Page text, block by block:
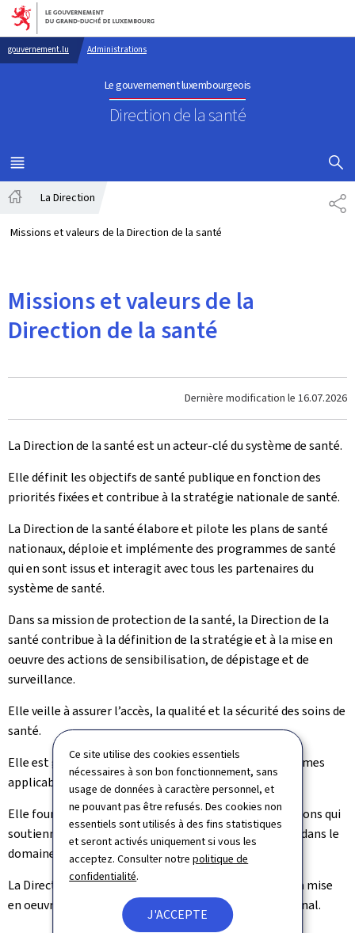
Ce site utilise des cookies essentiels
nécessaires à son bon fonctionnement, sans
usage de données à caractère personnel, et
ne pouvant pas être refusés. Des cookies non
essentiels sont utilisés à des fins statistiques
et seront activés uniquement si vous les
acceptez. Consulter notrepolitique de
confidentialité.
J'ACCEPTE
Aller au menu principal
Aller au contenu
gouvernement.lu Administrations
Le gouvernement luxembourgeois
Direction de la santé
MENU
PRINCIPAL
La Direction
Missions et valeurs de la Direction de la santé
Missions et valeurs de la
Direction de la santé
Dernière modification le 16.07.2026
La Direction de la santé est un acteur-clé du système de santé.
Elle définit les objectifs de santé publique en fonction des
priorités fixées et contribue à la stratégie nationale de santé.
La Direction de la santé élabore et pilote les plans de santé
natio­naux, déploie et implémente des programmes de santé
qui en sont issus et interagit avec tous les par­tenaires du
système de santé.
Dans sa mission de protection de la santé, la Direction de la
santé contribue à la définition de la stra­tégie et à la mise en
oeuvre des actions de sensibilisation, de dépis­tage et de
surveillance.
Elle veille à assurer l’accès, la quali­té et la sécurité des soins de
santé.
Elle est garante du respect des lois, règlements et normes
applicables.
Elle fournit des données objectives et propose des actions qui
sou­tiennent le développement de po­litiques efficaces dans le
domaine de la santé publique.
La Direction de la santé participe à l’élaboration et à la mise
en oeuvre de la politique sanitaire au niveau international.